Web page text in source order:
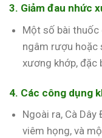
3. Giảm đau nhức
Một số bài thuốc
ngâm rượu hoặc
xương khớp, đặc
4. Các công dụng
Ngoài ra, Cà
viêm họng, và